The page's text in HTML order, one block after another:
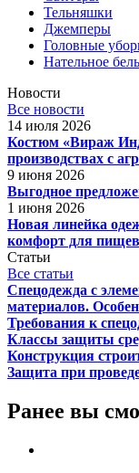
Тельняшки
Джемперы
Головные
Нательное
Новости
Все новости
14 июля 2026
Костюм «Вираж
производствах с
9 июня 2026
Выгодное
1 июня 2026
Новая линейка
комфорт для
Статьи
Все статьи
Спецодежда с
материалов.
Требования к
Классы защиты
Конструкция
Защита при
Ранее вы